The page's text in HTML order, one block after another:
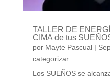
TALLER DE
CIMA de tus
por Mayte Pascual|
categorizar
Los SUEÑOS se